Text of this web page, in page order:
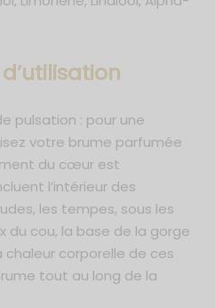
pulsation : pour une
votre brume parfumée
du cœur est
l’intérieur des
les tempes, sous les
du cou, la base de la gorge
chaleur corporelle de ces
tout au long de la